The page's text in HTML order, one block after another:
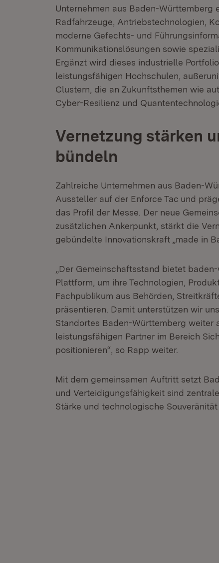
Unternehmen aus Baden-
Radfahrzeuge, Antriebstechnologien,
moderne Gefechts- und
Kommunikationslösungen sowie
Ergänzt wird dieses industrielle
leistungsfähigen Hochschulen,
Clustern, die an Zukunftsthemen wie
Cyber-Resilienz und
Vernetzung stärken
bündeln
Zahlreiche Unternehmen aus Baden-
Aussteller auf der Enforce Tac und
das Profil der Messe. Der neue
zusätzlichen Ankerpunkt, stärkt die
gebündelte Innovationskraft „made in
„Der Gemeinschaftsstand bietet
Plattform, um ihre Technologien,
Fachpublikum aus Behörden,
präsentieren. Damit unterstützen wir
Standortes Baden-Württemberg weiter
leistungsfähigen Partner im Bereich
positionieren“, so Rapp weiter.
Mit dem gemeinsamen Auftritt setzt
und Verteidigungsfähigkeit sind
Stärke und technologische